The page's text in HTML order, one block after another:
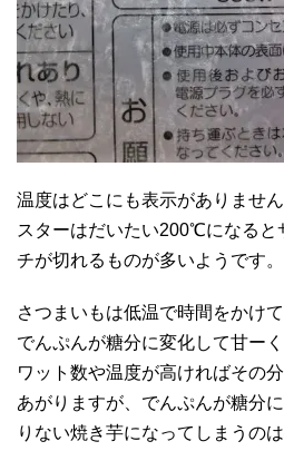
温度はどこにも表示がありませ
スターはだいたい200℃になると
チが切れるものが多いようです。
さつまいもは低温で時間をかけ
でんぷんが糖分に変化して甘ーく
ワット数や温度が高ければその
あがりますが、でんぷんが糖分
りない焼き芋になってしまうの